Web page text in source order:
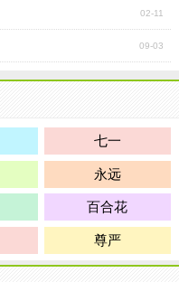
02-11
09-03
七一
永远
百合花
尊严